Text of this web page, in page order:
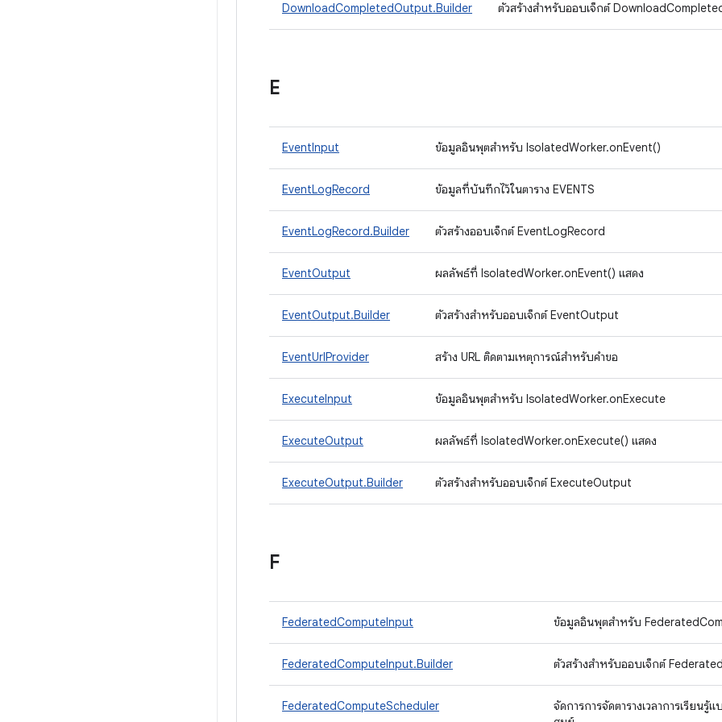
DownloadCompletedOutput.Builder ตัวสร้างสำหรับออบเจ็กต์
E
EventInput ข้อมูลอินพุตสําหรับ IsolatedWorker.onEvent()
EventLogRecord ข้อมูลที่บันทึกไว้ในตาราง EVENTS
EventLogRecord.Builder ตัวสร้างออบเจ็กต์ EventLogRecord
EventOutput ผลลัพธ์ที่ IsolatedWorker.onEvent() แสดง
EventOutput.Builder ตัวสร้างสําหรับออบเจ็กต์ EventOutput
EventUrlProvider สร้าง URL ติดตามเหตุการณ์สําหรับคําขอ
ExecuteInput ข้อมูลอินพุตสําหรับ IsolatedWorker.onExecute
ExecuteOutput ผลลัพธ์ที่ IsolatedWorker.onExecute() แสดง
ExecuteOutput.Builder ตัวสร้างสําหรับออบเจ็กต์ ExecuteOutput
F
FederatedComputeInput ข้อมูลอินพุตสําหรับ
FederatedComputeInput.Builder ตัวสร้างสำหรับออบเจ็กต์
FederatedComputeScheduler
จัดการการจัดตารางเวลาการเรียน